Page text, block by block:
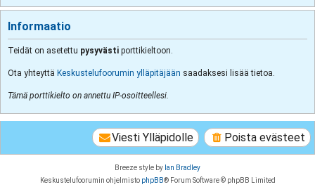
t
Informaatio
Teidät on asetettu pysyvästi porttikieltoon.
Ota yhteyttä Keskustelufoorumin ylläpitäjään saadaksesi lisää tietoa.
Tämä porttikielto on annettu IP-osoitteellesi.
Poista evästeet
Viesti Ylläpidolle
Breeze style by Ian Bradley
Keskustelufoorumin ohjelmisto phpBB® Forum Software © phpBB Limited